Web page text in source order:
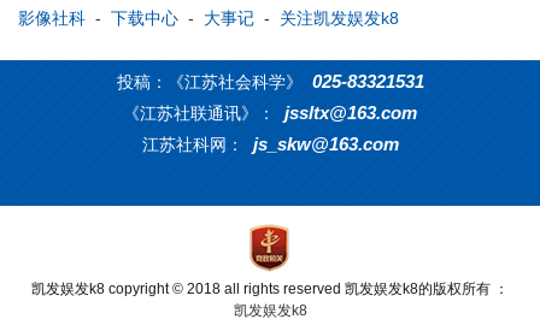
影像社科 - 下载中心 - 大事记 - 关注凯发娱发k8
投稿：《江苏社会科学》 025-83321531
《江苏社联通讯》： jssltx@163.com
江苏社科网： js_skw@163.com
凯发娱发k8 copyright © 2018 all rights reserved 凯发娱发k8的版权所有 ：
凯发娱发k8